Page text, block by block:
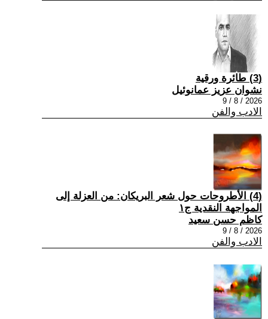
(3) طائرة ورقية
نشوان عزيز عمانوئيل
2026 / 8 / 9
الادب والفن
(4) الأطروحات حول شعر البريكان: من العزلة إلى
المواجهة النقدية ج١
كاظم حسن سعيد
2026 / 8 / 9
الادب والفن